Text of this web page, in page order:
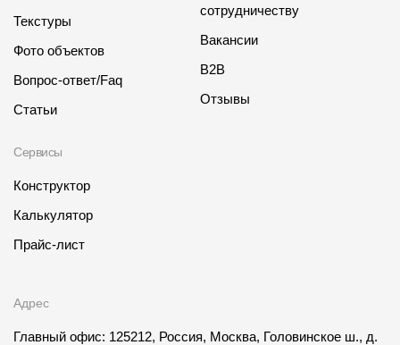
Текстуры
Фото объектов
Вопрос-ответ/Faq
Статьи
Сервисы
Конструктор
Калькулятор
Прайс-лист
сотрудничеству
Вакансии
B2B
Отзывы
Адрес
Главный офис: 125212, Россия, Москва, Головинское ш., д.